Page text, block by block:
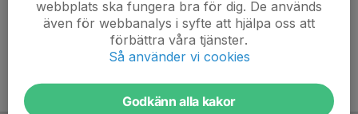
webbplats ska fungera bra för dig. De används
även för webbanalys i syfte att hjälpa oss att
förbättra våra tjänster.
Så använder vi cookies
Godkänn alla kakor